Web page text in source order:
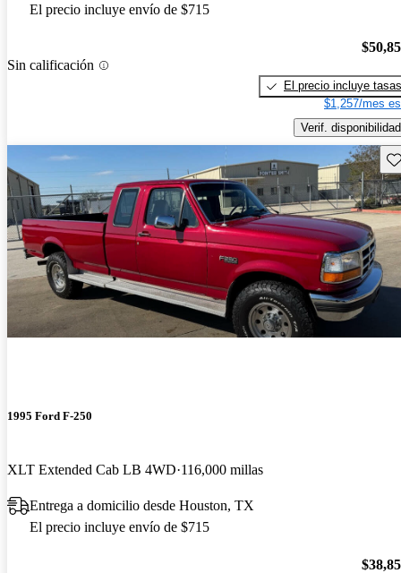
El precio incluye envío de $715
Sin calificación
El precio incluye tasas
$1,257/mes
Verif. disponibilidad
1995 Ford F-250
XLT Extended Cab LB 4WD 116,000 millas
Entrega a domicilio desde Houston, TX
El precio incluye envío de $715